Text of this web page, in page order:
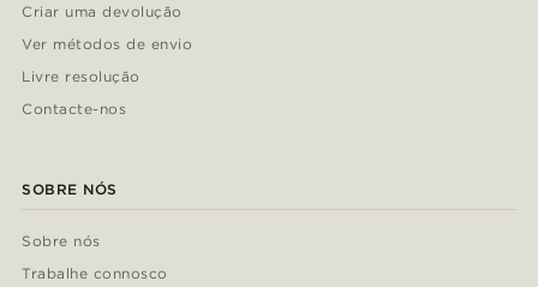
Criar uma devolução
Ver métodos de envio
Livre resolução
Contacte-nos
SOBRE NÓS
Sobre nós
Trabalhe connosco